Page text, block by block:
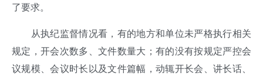
了要求。
从执纪监督情况看，有的地方和单位未严格执行相关
规定，开会次数多、文件数量大；有的没有按规定严控会
议规模、会议时长以及文件篇幅，动辄开长会、讲长话、